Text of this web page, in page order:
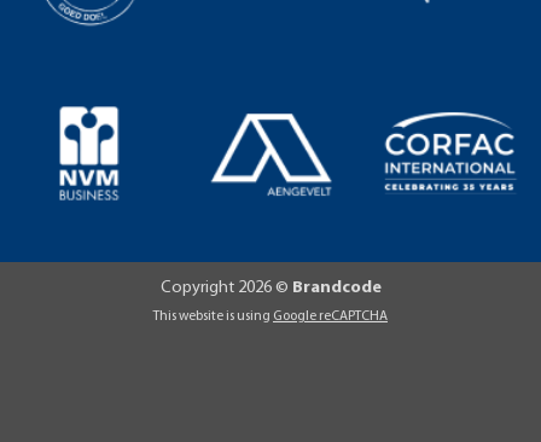
Copyright 2026 © Brandcode
This website is using Google reCAPTCHA